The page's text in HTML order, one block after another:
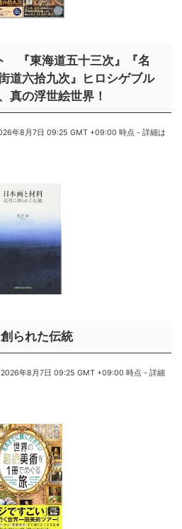
『東海道五十三次』『名
道六拾九次』ヒロシゲブル
真の浮世絵世界！
年8月7日 09:25 GMT +09:00 時点 -詳細は
られた伝統
年8月7日 09:25 GMT +09:00 時点 -詳細